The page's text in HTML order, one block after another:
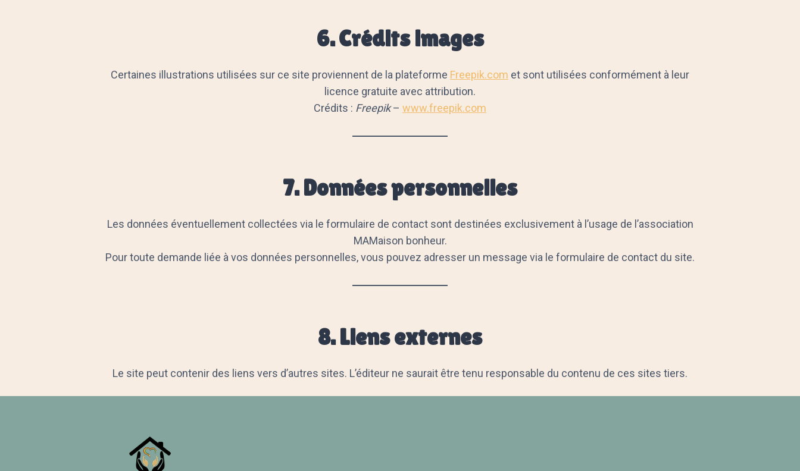
6. Crédits images
Certaines illustrations utilisées sur ce site proviennent de la plateforme Freepik.com et sont utilisées conformément à leur
licence gratuite avec attribution.
Crédits : Freepik– www.freepik.com
7. Données personnelles
Les données éventuellement collectées via le formulaire de contact sont destinées exclusivement à l’usage de l’association
MAMaison bonheur.
Pour toute demande liée à vos données personnelles, vous pouvez adresser un message via le formulaire de contact du site.
8. Liens externes
Le site peut contenir des liens vers d’autres sites. L’éditeur ne saurait être tenu responsable du contenu de ces sites tiers.